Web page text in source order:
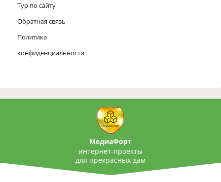
Тур по сайту
Обратная связь
Политика
конфиденциальности
МедиаФорт
интернет-проекты
для прекрасных дам